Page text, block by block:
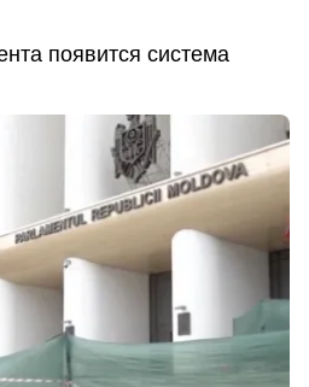
появится система